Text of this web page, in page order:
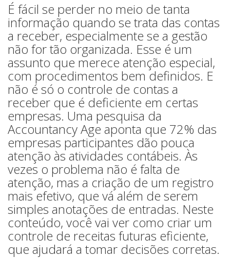
É fácil se perder no meio de tanta
informação quando se trata das contas
a receber, especialmente se a gestão
não for tão organizada. Esse é um
assunto que merece atenção especial,
com procedimentos bem definidos. E
não é só o controle de contas a
receber que é deficiente em certas
empresas. Uma pesquisa da
Accountancy Age aponta que 72% das
empresas participantes dão pouca
atenção às atividades contábeis. Às
vezes o problema não é falta de
atenção, mas a criação de um registro
mais efetivo, que vá além de serem
simples anotações de entradas. Neste
conteúdo, você vai ver como criar um
controle de receitas futuras eficiente,
que ajudará a tomar decisões corretas.